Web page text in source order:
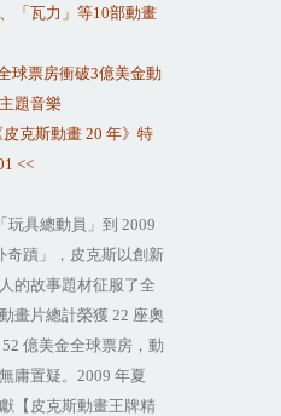
「瓦力」等10部動畫
球票房衝破3億美金動
題音樂
克斯動畫 20 年》特
<<
玩具總動員」到 2009
奇蹟」，皮克斯以創新
的故事題材征服了全
畫片總計榮獲 22 座奧
52 億美金全球票房，動
庸置疑。 2009 年夏
【皮克斯動畫王牌精